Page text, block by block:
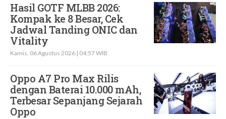
Hasil GOTF MLBB 2026:
Kompak ke 8 Besar, Cek
Jadwal Tanding ONIC dan
Vitality
Kamis, 06 Agustus 2026 | 04:57 WIB
Oppo A7 Pro Max Rilis
dengan Baterai 10.000 mAh,
Terbesar Sepanjang Sejarah
Oppo